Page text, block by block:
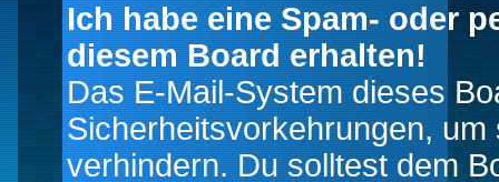
Ich habe eine Spam- oder
diesem Board erhalten!
Das E-Mail-System dieses
Sicherheitsvorkehrungen,
verhindern. Du solltest dem